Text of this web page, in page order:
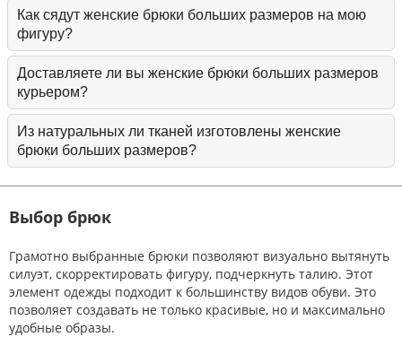
Самые большие скидки можно увидеть в разделе
"Распродажа"
актуальны. А если хочется еще больших скидок, то
заходите в раздел"женские брюки больших размеров со
скидками более 50%
Как сядут женские брюки больших размеров на мою
фигуру?
Чтобы выбранная Вами вещь села идеально,
воспользуйтесь нашей таблицой размеров и таблицей
измерений готового изделия. В любом случае после
заказа с Вами свяжется менеджер и детально расскажет
как женские брюки больших размеров садятся именно на
вашу фигуру, и порекомендует нужный размер с
Доставляете ли вы женские брюки больших размеров
курьером?
Да, мы доставляем курьерами почты по Беларуси и
курьерами СДЭК по России. Стоимость доставки Вы
можете самостоятельно рассчитать в корзине.
Из натуральных ли тканей изготовлены женские
брюки больших размеров?
Всё зависит от конкретного изделия. Очень многие
хлопка и шерсти. Часть изделий изготавливается и из
Выбор брюк
Грамотно выбранные брюки позволяют визуально вытянуть
силуэт, скорректировать фигуру, подчеркнуть талию. Этот
элемент одежды подходит к большинству видов обуви. Это
позволяет создавать не только красивые, но и максимально
удобные образы.